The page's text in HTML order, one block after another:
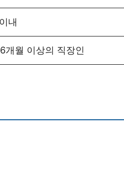
내
개월 이상의 직장인